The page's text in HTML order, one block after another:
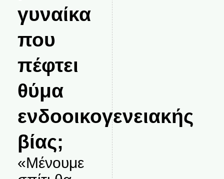
γυναίκα
που
πέφτει
θύμα
ενδοοικογενειακής
βίας;
«Μένουμε